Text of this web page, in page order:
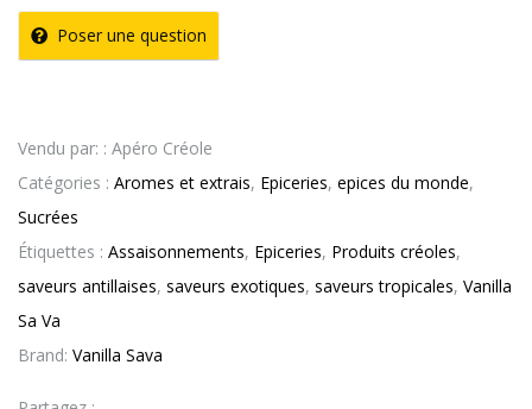
Poudre
de
–
Vanilla
Sa
Va
Poser une question
Vendu par: : Apéro Créole
Catégories : Aromes et extrais, Epiceries, epices du monde,
Sucrées
Étiquettes : Assaisonnements, Epiceries, Produits créoles,
saveurs antillaises, saveurs exotiques, saveurs tropicales, Vanilla
Sa Va
Brand: Vanilla Sava